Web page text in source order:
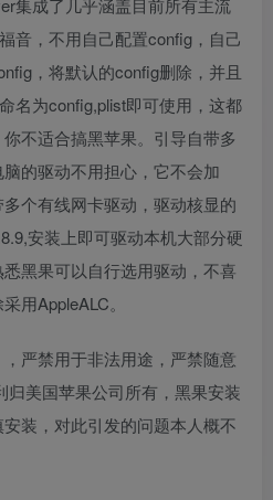
集成了几乎涵盖目前所有主流
音，不用自己配置config，自己
，将默认的config删除，并且
名为config,plist即可使用，这都
不适合搞黑苹果。引导自带多
的驱动不用担心，它不会加
个有线网卡驱动，驱动核显的
安装上即可驱动本机大部分硬
黑果可以自行选用驱动，不喜
用AppleALC。
严禁用于非法用途，严禁随意
美国苹果公司所有，黑果安装
装，对此引发的问题本人概不